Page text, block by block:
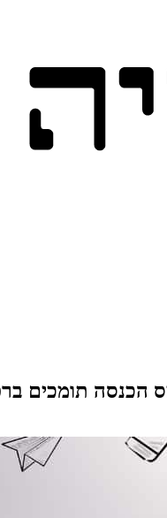
הכנסה תומכים